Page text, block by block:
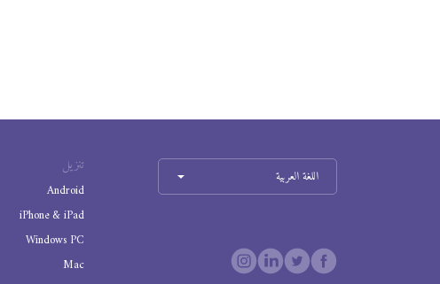
تنزيل
Android
iPhone & iPad
Windows PC
Mac
اللغة العربية